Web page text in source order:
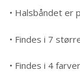
• Halsbåndet er
• Findes i 7
• Findes i 4